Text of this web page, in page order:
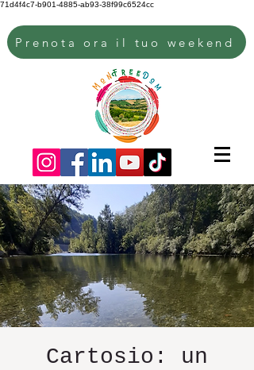
71d4f4c7-b901-4885-ab93-38f99c6524cc
Prenota ora il tuo weekend
Cartosio: un